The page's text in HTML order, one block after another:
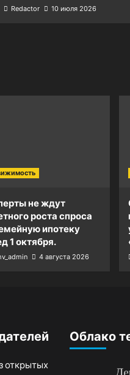
Redactor 10 июля 2026
не ждут
роста спроса
ипотеку
1 октября.
4 августа 2026
открытых
Облако